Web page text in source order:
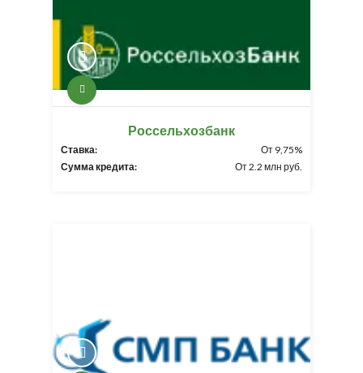
Россельхозбанк
Ставка:
От 9,75%
Сумма кредита:
От 2.2 млн руб.